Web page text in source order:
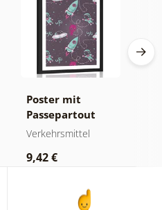
Poster mit
Passepartout
Freundlicher
Verkehrsmittel
9,42 €